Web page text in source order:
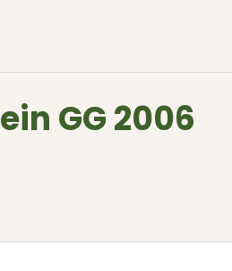
GG 2006